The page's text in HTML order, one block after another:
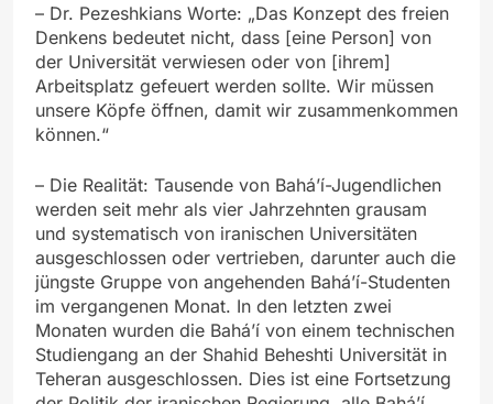
– Dr. Pezeshkians Worte: „Das Konzept des freien
Denkens bedeutet nicht, dass [eine Person] von
der Universität verwiesen oder von [ihrem]
Arbeitsplatz gefeuert werden sollte. Wir müssen
unsere Köpfe öffnen, damit wir zusammenkommen
können.“
– Die Realität: Tausende von Bahá’í-Jugendlichen
werden seit mehr als vier Jahrzehnten grausam
und systematisch von iranischen Universitäten
ausgeschlossen oder vertrieben, darunter auch die
jüngste Gruppe von angehenden Bahá’í-Studenten
im vergangenen Monat. In den letzten zwei
Monaten wurden die Bahá’í von einem technischen
Studiengang an der Shahid Beheshti Universität in
Teheran ausgeschlossen. Dies ist eine Fortsetzung